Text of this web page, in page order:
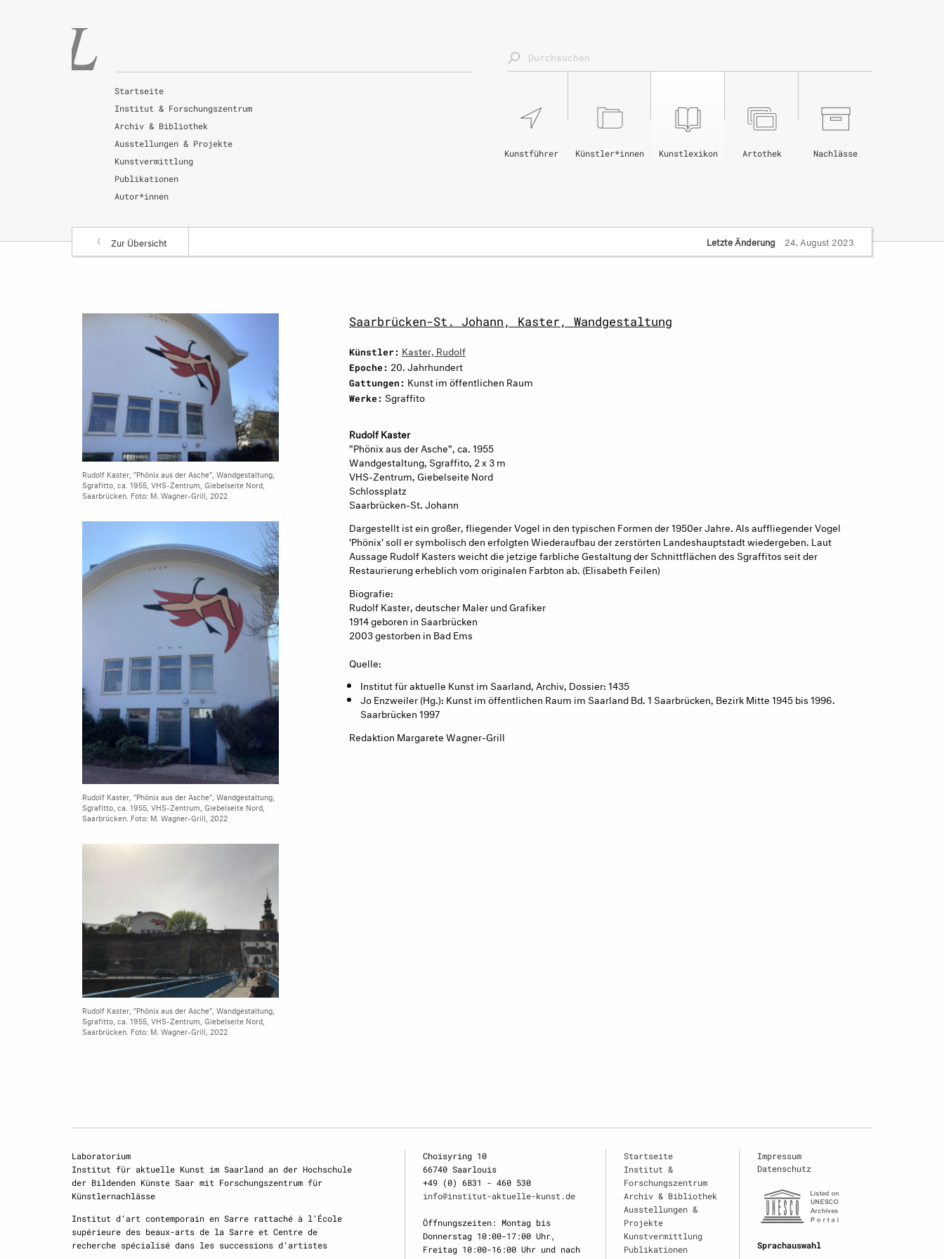
Startseite
Institut & Forschungszentrum
Archiv & Bibliothek
Ausstellungen & Projekte
Kunstvermittlung
Publikationen
Autor*innen
Nachlässe
Artothek
Kunstlexikon
Künstler*innen
Kunstführer
Zur Übersicht Letzte Änderung 24. August 2023
Rudolf Kaster, "Phönix aus der Asche", Wandgestaltung,
Sgrafitto, ca. 1955, VHS-Zentrum, Giebelseite Nord,
Saarbrücken. Foto: M. Wagner-Grill, 2022
Rudolf Kaster, "Phönix aus der Asche", Wandgestaltung,
Sgrafitto, ca. 1955, VHS-Zentrum, Giebelseite Nord,
Saarbrücken. Foto: M. Wagner-Grill, 2022
Rudolf Kaster, "Phönix aus der Asche", Wandgestaltung,
Sgrafitto, ca. 1955, VHS-Zentrum, Giebelseite Nord,
Saarbrücken. Foto: M. Wagner-Grill, 2022
Saarbrücken-St. Johann, Kaster, Wandgestaltung
Künstler: Kaster, Rudolf
Epoche: 20. Jahrhundert
Gattungen: Kunst im öffentlichen Raum
Werke: Sgraffito
Rudolf Kaster
"Phönix aus der Asche", ca. 1955
Wandgestaltung, Sgraffito, 2 x 3 m
VHS-Zentrum, Giebelseite Nord
Schlossplatz
Saarbrücken-St. Johann
Dargestellt ist ein großer, fliegender Vogel in den typischen Formen der 1950er Jahre. Als auffliegender Vogel
'Phönix' soll er symbolisch den erfolgten Wiederaufbau der zerstörten Landeshauptstadt wiedergeben. Laut
Aussage Rudolf Kasters weicht die jetzige farbliche Gestaltung der Schnittflächen des Sgraffitos seit der
Restaurierung erheblich vom originalen Farbton ab. (Elisabeth Feilen)
Biografie:
Rudolf Kaster, deutscher Maler und Grafiker
1914 geboren in Saarbrücken
2003 gestorben in Bad Ems
Quelle:
Institut für aktuelle Kunst im Saarland, Archiv, Dossier: 1435
Jo Enzweiler (Hg.): Kunst im öffentlichen Raum im Saarland Bd. 1 Saarbrücken, Bezirk Mitte 1945 bis 1996.
Saarbrücken 1997
Redaktion Margarete Wagner-Grill
Laboratorium
Institut für aktuelle Kunst im Saarland an der Hochschule
der Bildenden Künste Saar mit Forschungszentrum für
Künstlernachlässe
Institut d‘art contemporain en Sarre rattaché à l‘École
supérieure des beaux-arts de la Sarre et Centre de
recherche spécialisé dans les successions d‘artistes
Choisyring 10
66740 Saarlouis
+49 (0) 6831 - 460 530
info@institut-aktuelle-kunst.de
Öffnungszeiten: Montag bis
Donnerstag 10:00-17:00 Uhr,
Freitag 10:00-16:00 Uhr und nach
Startseite
Institut &
Forschungszentrum
Archiv & Bibliothek
Ausstellungen &
Projekte
Kunstvermittlung
Publikationen
Impressum
Datenschutz
Sprachauswahl